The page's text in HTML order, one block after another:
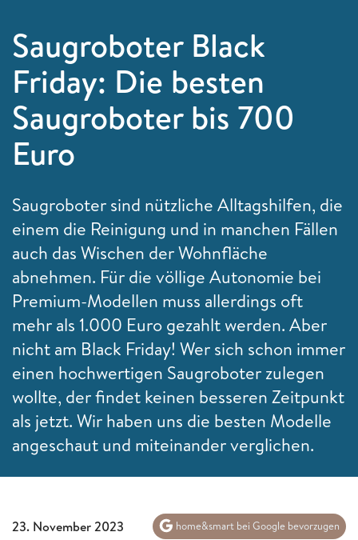
Saugroboter Black
Friday: Die besten
Saugroboter bis 700
Euro
Saugroboter sind nützliche Alltagshilfen, die
einem die Reinigung und in manchen Fällen
auch das Wischen der Wohnfläche
abnehmen. Für die völlige Autonomie bei
Premium-Modellen muss allerdings oft
mehr als 1.000 Euro gezahlt werden. Aber
nicht am Black Friday! Wer sich schon immer
einen hochwertigen Saugroboter zulegen
wollte, der findet keinen besseren Zeitpunkt
als jetzt. Wir haben uns die besten Modelle
angeschaut und miteinander verglichen.
23. November 2023 home&smart bei Google bevorzugen